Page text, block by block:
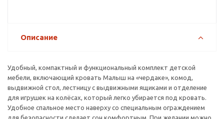
Описание
Удобный, компактный и функциональный комплект детской
мебели, включающий кровать Малыш на «чердаке», комод,
выдвижной стол, лестницу с выдвижными ящиками и отделение
для игрушек на колёсах, который легко убирается под кровать.
Удобное спальное место наверху со специальным ограждением
для безопасности сделает сон комфортным. При желании можно